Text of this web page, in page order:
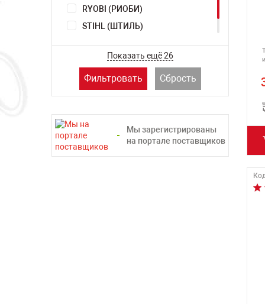
RYOBI (РИОБИ)
STIHL (ШТИЛЬ)
WORX (ВОРКС)
Показать ещё 26
Фильтровать Сбрость
Мы зарегистрированы
на портале поставщиков